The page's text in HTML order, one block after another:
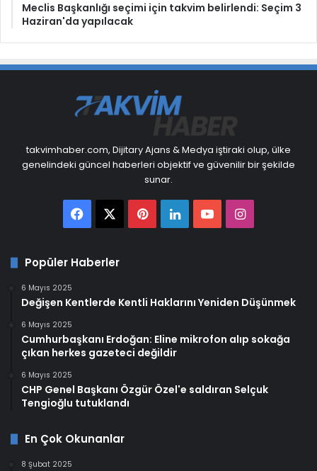
Meclis Başkanlığı seçimi için takvim belirlendi: Seçim 3
Haziran'da yapılacak
takvimhaber.com, Dijitary Ajans & Medya iştiraki olup, ülke
genelindeki güncel haberleri objektif ve güvenilir bir şekilde
sunar.
FacebookPinterest
LinkedInYouTubeInstagram
Popüler Haberler
6 Mayıs 2025
Değişen Kentlerde Kentli Haklarını Yeniden Düşünmek
6 Mayıs 2025
Cumhurbaşkanı Erdoğan: Eline mikrofon alıp sokağa
çıkan herkes gazeteci değildir
6 Mayıs 2025
CHP Genel Başkanı Özgür Özel'e saldıran Selçuk
Tengioğlu tutuklandı
En Çok Okunanlar
8 Şubat 2025